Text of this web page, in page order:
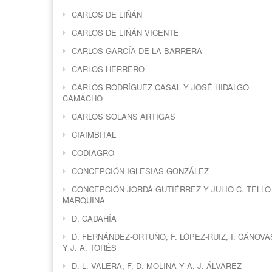
CARLOS DE LIÑÁN
CARLOS DE LIÑÁN VICENTE
CARLOS GARCÍA DE LA BARRERA
CARLOS HERRERO
CARLOS RODRÍGUEZ CASAL Y JOSÉ HIDALGO
CAMACHO
CARLOS SOLANS ARTIGAS
CIAIMBITAL
CODIAGRO
CONCEPCIÓN IGLESIAS GONZÁLEZ
CONCEPCIÓN JORDÁ GUTIÉRREZ Y JULIO C. TELLO
MARQUINA
D. CADAHÍA
D. FERNÁNDEZ-ORTUÑO, F. LÓPEZ-RUIZ, I.
Y J. A. TORÉS
D. L. VALERA, F. D. MOLINA Y A. J. ÁLVAREZ